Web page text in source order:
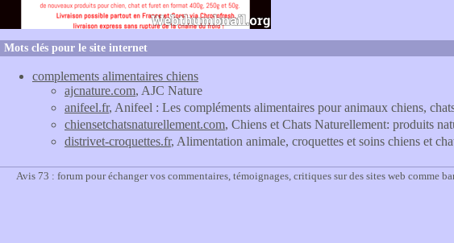
Mots clés pour le site internet
complements alimentaires chiens
ajcnature.com, AJC Nature
anifeel.fr, Anifeel : Les compléments alimentaires pour animaux chiens,
chiensetchatsnaturellement.com, Chiens et Chats Naturellement: produits
distrivet-croquettes.fr, Alimentation animale, croquettes et soins chiens et
Avis 73 : forum pour échanger vos commentaires, témoignages, critiques sur des sites web comme